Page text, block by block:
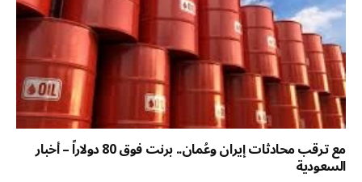
مع ترقب محادثات إيران وعُمان.. برنت فوق 80 دولاراً – أخبار
السعودية